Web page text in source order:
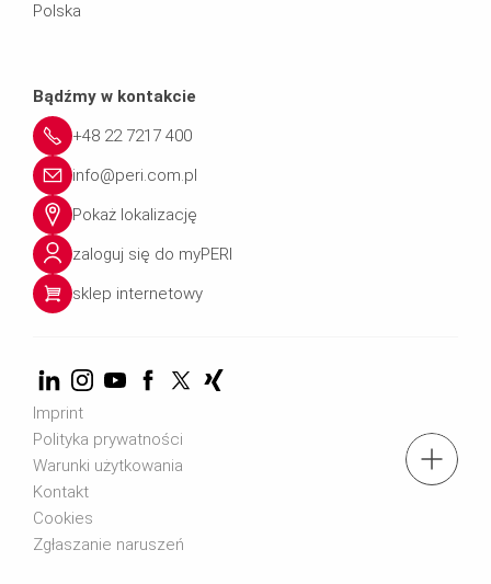
tel.: + 4822 7217 400
Polska
Bądźmy w kontakcie
+48 22 7217 400
info@peri.com.pl
Pokaż lokalizację
zaloguj się do myPERI
sklep internetowy
Imprint
Polityka prywatności
Warunki użytkowania
Kontakt
Cookies
Zgłaszanie naruszeń